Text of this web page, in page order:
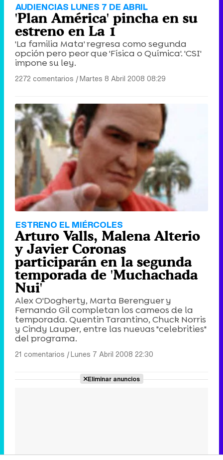
AUDIENCIAS LUNES 7 DE ABRIL
'Plan América' pincha en su
estreno en La 1
'La familia Mata' regresa como segunda
opción pero peor que 'Física o Química'. 'CSI'
impone su ley.
2272 comentarios |Martes 8 Abril 2008 08:29
ESTRENO EL MIÉRCOLES
Arturo Valls, Malena Alterio
y Javier Coronas
participarán en la segunda
temporada de 'Muchachada
Nui'
Alex O'Dogherty, Marta Berenguer y
Fernando Gil completan los cameos de la
temporada. Quentin Tarantino, Chuck Norris
y Cindy Lauper, entre las nuevas "celebrities"
del programa.
21 comentarios |Lunes 7 Abril 2008 22:30
Eliminar anuncios